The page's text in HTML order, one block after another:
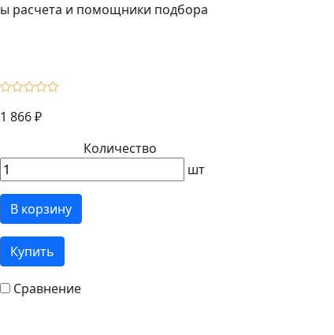
расчета и помощники подбора
1 866 ₽
Количество
шт
В корзину
Купить
Сравнение